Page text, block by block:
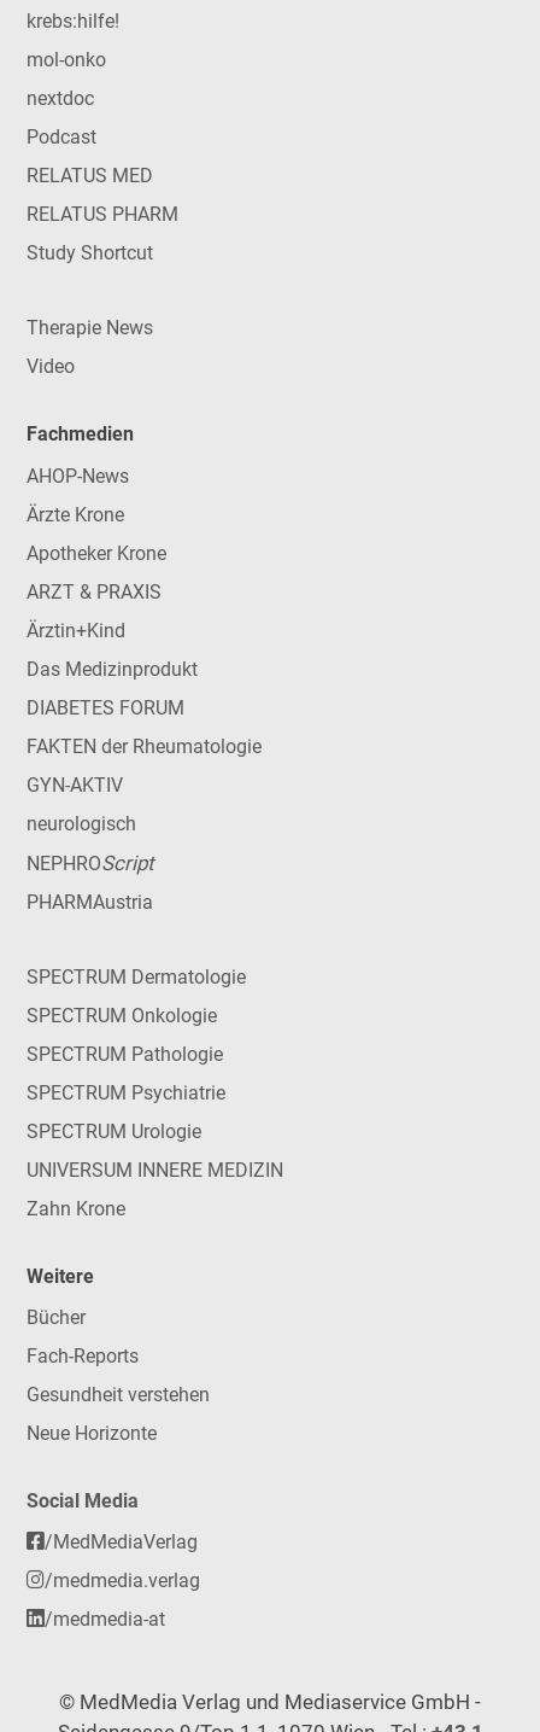
krebs:hilfe!
mol-onko
nextdoc
Podcast
RELATUS MED
RELATUS PHARM
Study Shortcut
Therapie News
Video
Fachmedien
AHOP-News
Ärzte Krone
Apotheker Krone
ARZT & PRAXIS
Ärztin+Kind
Das Medizinprodukt
DIABETES FORUM
FAKTEN der Rheumatologie
GYN-AKTIV
neurologisch
NEPHROScript
PHARMAustria
SPECTRUM Dermatologie
SPECTRUM Onkologie
SPECTRUM Pathologie
SPECTRUM Psychiatrie
SPECTRUM Urologie
UNIVERSUM INNERE MEDIZIN
Zahn Krone
Weitere
Bücher
Fach-Reports
Gesundheit verstehen
Neue Horizonte
Social Media
/MedMediaVerlag
/medmedia.verlag
/medmedia-at
© MedMedia Verlag und Mediaservice GmbH -